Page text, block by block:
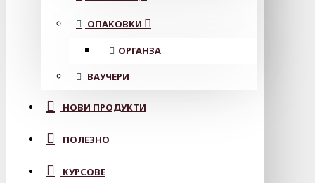
ОПАКОВКИ
ОРГАНЗА
ВАУЧЕРИ
НОВИ ПРОДУКТИ
ПОЛЕЗНО
КУРСОВЕ